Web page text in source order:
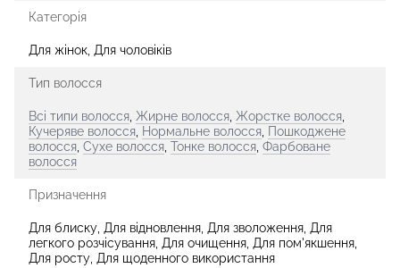
Категорія
Для жінок, Для чоловіків
Тип волосся
Всі типи волосся Жирне волосся Жорстке волосся
Кучеряве волосся Нормальне волосся Пошкоджене
волосся Сухе волосся Тонке волосся Фарбоване
волосся
Призначення
Для блиску, Для відновлення, Для зволоження, Для
легкого розчісування, Для очищення, Для пом'якшення,
Для росту, Для щоденного використання